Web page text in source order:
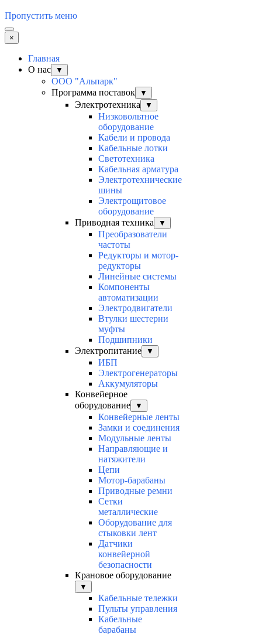
Пропустить меню
×
Главная
О нас
▼
ООО "Альпарк"
Программа поставок
▼
Электротехника ▼
Низковольтное
оборудование
Кабели и провода
Кабельные лотки
Светотехника
Кабельная арматура
Электротехнические
шины
Электрощитовое
оборудование
Приводная техника
▼
Преобразователи
частоты
Редукторы и мотор-
редукторы
Линейные системы
Компоненты
автоматизации
Электродвигатели
Втулки шестерни
муфты
Подшипники
Электропитание
▼
ИБП
Электрогенераторы
Аккумуляторы
Конвейерное
оборудование
▼
Конвейерные ленты
Замки и соединения
Модульные ленты
Направляющие и
натяжители
Цепи
Мотор-барабаны
Приводные ремни
Сетки
металлические
Оборудование для
стыковки лент
Датчики
конвейерной
безопасности
Крановое оборудование
▼
Кабельные тележки
Пульты управления
Кабельные
барабаны